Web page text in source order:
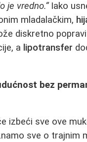
je vredno.“Iako
mladalačkim,
diskretno
a lipotransfer
bez
izbeći sve ove
sve o trajnim